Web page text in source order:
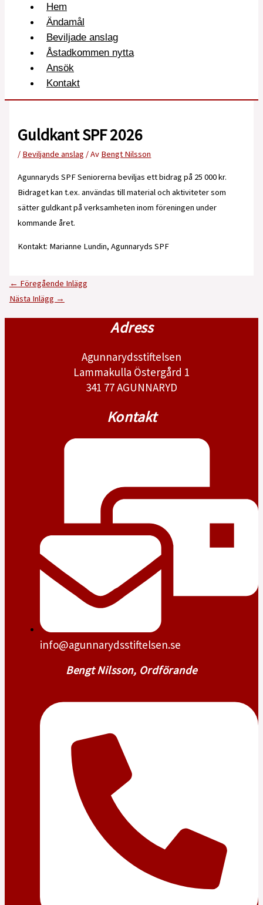
Hem
Ändamål
Beviljade anslag
Åstadkommen nytta
Ansök
Kontakt
Guldkant SPF 2026
/ Beviljande anslag / Av Bengt Nilsson
Agunnaryds SPF Seniorerna beviljas ett bidrag på 25 000 kr.
Bidraget kan t.ex. användas till material och aktiviteter som
sätter guldkant på verksamheten inom föreningen under
kommande året.
Kontakt: Marianne Lundin, Agunnaryds SPF
← Föregående Inlägg
Nästa Inlägg →
Adress
Agunnarydsstiftelsen
Lammakulla Östergård 1
341 77 AGUNNARYD
Kontakt
info@agunnarydsstiftelsen.se
Bengt Nilsson, Ordförande